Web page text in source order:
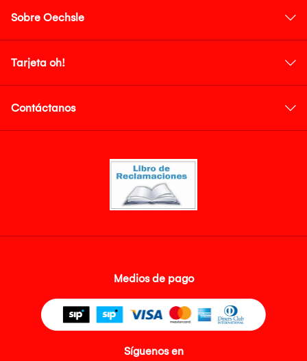
Sobre Oechsle
Tarjeta oh!
Contáctanos
Medios de pago
Síguenos en